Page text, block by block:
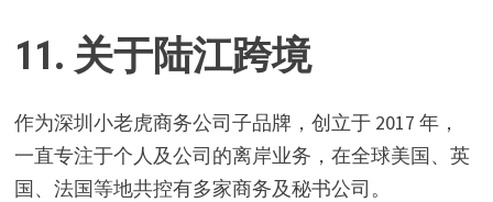
11. 关于陆江跨境
作为深圳小老虎商务公司子品牌，创立于 2017 年，
一直专注于个人及公司的离岸业务，在全球美国、英
国、法国等地共控有多家商务及秘书公司。